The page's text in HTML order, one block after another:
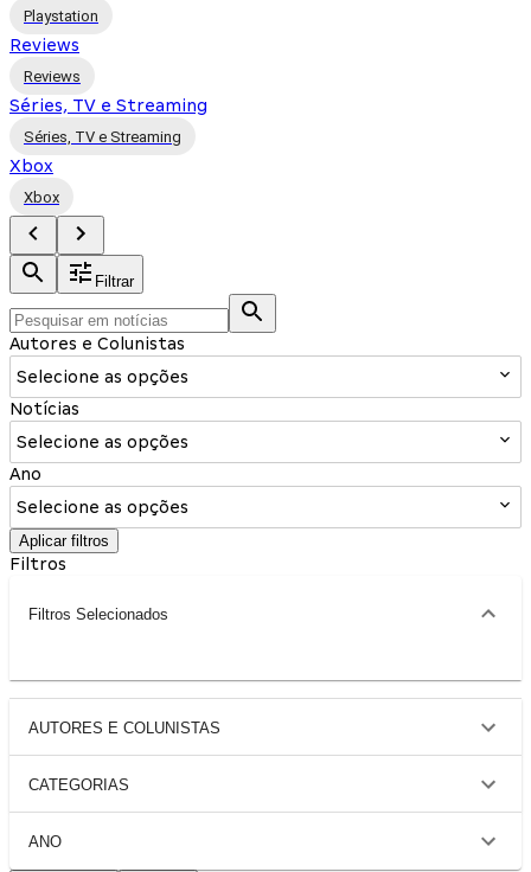
Playstation
Reviews
Reviews
Séries, TV e Streaming
Séries, TV e Streaming
Xbox
Xbox
Filtrar
Autores e Colunistas
Selecione as opções
Notícias
Selecione as opções
Ano
Selecione as opções
Aplicar filtros
Filtros
Filtros Selecionados
AUTORES E COLUNISTAS
CATEGORIAS
ANO